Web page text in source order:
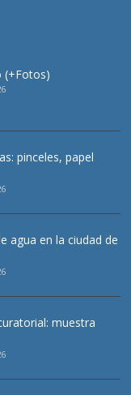
(+Fotos)
pinceles, papel
agua en la ciudad de
muestra